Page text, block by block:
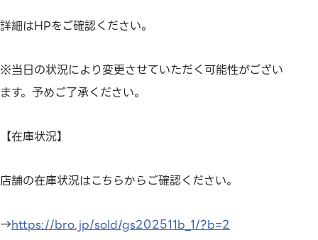
詳細はHPをご確認ください。
※当日の状況により変更させていただく可能性がござい
ます。予めご了承ください。
【在庫状況】
店舗の在庫状況はこちらからご確認ください。
→https://bro.jp/sold/gs202511b_1/?b=2